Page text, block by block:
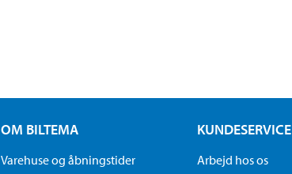
OM BILTEMA
Varehuse og åbningstider
KUNDESERVICE
Arbejd hos os